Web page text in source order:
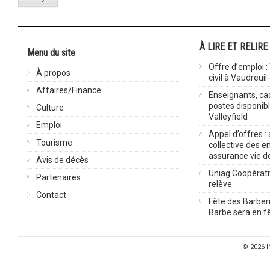
Menu du site
À propos
Affaires/Finance
Culture
Emploi
Tourisme
Avis de décès
Partenaires
Contact
À LIRE ET RELIRE
Offre d’emploi
civil à
Enseignants,
postes
Valleyfield
Appel d’offres :
collective des
assurance vie
Uniag
relève
Fête des
Barbe sera en
© 2026